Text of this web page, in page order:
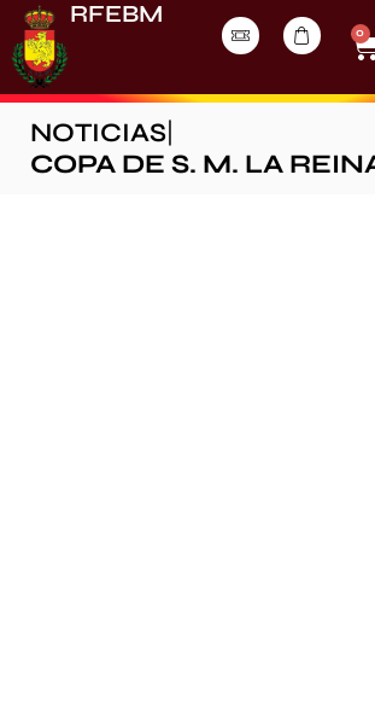
RFEBM
0
NOTICIAS
COPA DE S. M. LA